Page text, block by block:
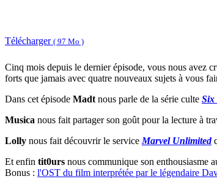
Télécharger ( 97 Mo )
Cinq mois depuis le dernier épisode, vous nous avez
forts que jamais avec quatre nouveaux sujets à vous
Dans cet épisode Madt nous parle de la série culte Six
Musica nous fait partager son goût pour la lecture à
Lolly nous fait découvrir le service Marvel Unlimited
Et enfin tit0urs nous communique son enthousiasme
Bonus : l'OST du film interprétée par le légendaire